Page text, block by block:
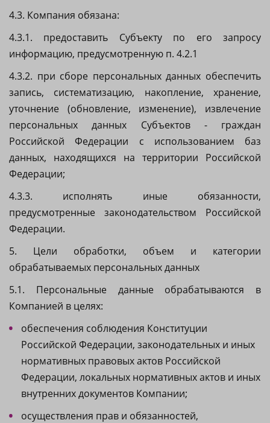
4.3. Компания обязана:
4.3.1. предоставить Субъекту по его запросу
информацию, предусмотренную п. 4.2.1
4.3.2. при сборе персональных данных обеспечить
запись, систематизацию, накопление, хранение,
уточнение (обновление, изменение), извлечение
персональных данных Субъектов - граждан
Российской Федерации с использованием баз
данных, находящихся на территории Российской
Федерации;
4.3.3. исполнять иные обязанности,
предусмотренные законодательством Российской
Федерации.
5. Цели обработки, объем и категории
обрабатываемых персональных данных
5.1. Персональные данные обрабатываются в
Компанией в целях:
обеспечения соблюдения Конституции
Российской Федерации, законодательных и иных
нормативных правовых актов Российской
Федерации, локальных нормативных актов и иных
внутренних документов Компании;
осуществления прав и обязанностей,